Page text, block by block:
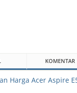
KOMENTAR
Harga Acer Aspire